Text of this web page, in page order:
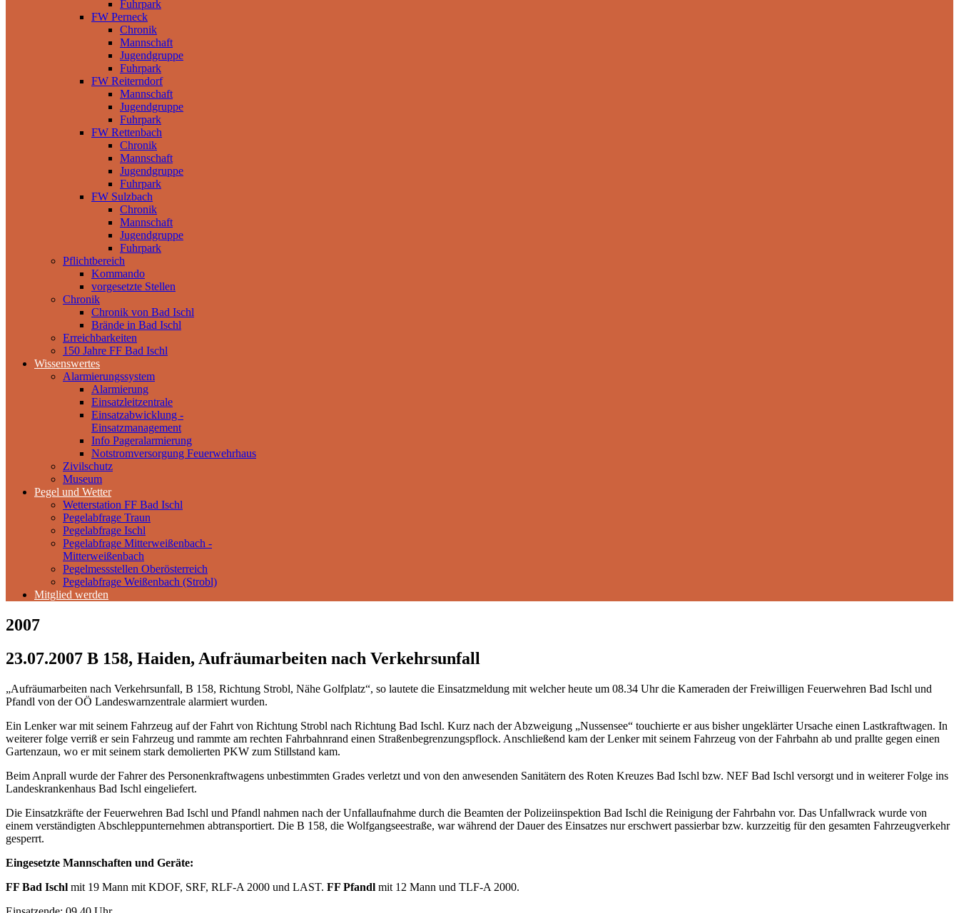
Fuhrpark
FW Perneck
Chronik
Mannschaft
Jugendgruppe
Fuhrpark
FW Reiterndorf
Mannschaft
Jugendgruppe
Fuhrpark
FW Rettenbach
Chronik
Mannschaft
Jugendgruppe
Fuhrpark
FW Sulzbach
Chronik
Mannschaft
Jugendgruppe
Fuhrpark
Pflichtbereich
Kommando
vorgesetzte Stellen
Chronik
Chronik von Bad Ischl
Brände in Bad Ischl
Erreichbarkeiten
150 Jahre FF Bad Ischl
Wissenswertes
Alarmierungssystem
Alarmierung
Einsatzleitzentrale
Einsatzabwicklung -
Einsatzmanagement
Info Pageralarmierung
Notstromversorgung Feuerwehrhaus
Zivilschutz
Museum
Pegel und Wetter
Wetterstation FF Bad Ischl
Pegelabfrage Traun
Pegelabfrage Ischl
Pegelabfrage Mitterweißenbach -
Mitterweißenbach
Pegelmessstellen Oberösterreich
Pegelabfrage Weißenbach (Strobl)
Mitglied werden
2007
23.07.2007 B 158, Haiden, Aufräumarbeiten nach Verkehrsunfall
„Aufräumarbeiten nach Verkehrsunfall, B 158, Richtung Strobl, Nähe Golfplatz“, so lautete die Einsatzmeldung mit welcher heute um 08.34 Uhr die Kameraden der Freiwilligen Feuerwehren Bad Ischl und
Pfandl von der OÖ Landeswarnzentrale alarmiert wurden.
Ein Lenker war mit seinem Fahrzeug auf der Fahrt von Richtung Strobl nach Richtung Bad Ischl. Kurz nach der Abzweigung „Nussensee“ touchierte er aus bisher ungeklärter Ursache einen Lastkraftwagen. In
weiterer folge verriß er sein Fahrzeug und rammte am rechten Fahrbahnrand einen Straßenbegrenzungspflock. Anschließend kam der Lenker mit seinem Fahrzeug von der Fahrbahn ab und prallte gegen einen
Gartenzaun, wo er mit seinem stark demolierten PKW zum Stillstand kam.
Beim Anprall wurde der Fahrer des Personenkraftwagens unbestimmten Grades verletzt und von den anwesenden Sanitätern des Roten Kreuzes Bad Ischl bzw. NEF Bad Ischl versorgt und in weiterer Folge ins
Landeskrankenhaus Bad Ischl eingeliefert.
Die Einsatzkräfte der Feuerwehren Bad Ischl und Pfandl nahmen nach der Unfallaufnahme durch die Beamten der Polizeiinspektion Bad Ischl die Reinigung der Fahrbahn vor. Das Unfallwrack wurde von
einem verständigten Abschleppunternehmen abtransportiert. Die B 158, die Wolfgangseestraße, war während der Dauer des Einsatzes nur erschwert passierbar bzw. kurzzeitig für den gesamten Fahrzeugverkehr
gesperrt.
Eingesetzte Mannschaften und Geräte:
FF Bad Ischl mit 19 Mann mit KDOF, SRF, RLF-A 2000 und LAST. FF Pfandl mit 12 Mann und TLF-A 2000.